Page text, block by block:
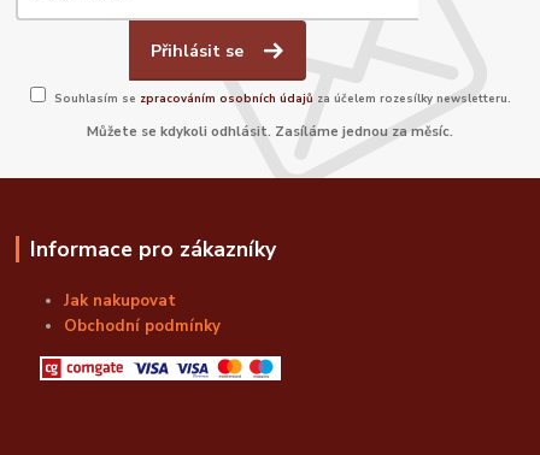
Přihlásit se
Souhlasím se zpracováním osobních údajů za účelem rozesílky newsletteru.
Můžete se kdykoli odhlásit. Zasíláme jednou za měsíc.
Informace pro zákazníky
Jak nakupovat
Obchodní podmínky